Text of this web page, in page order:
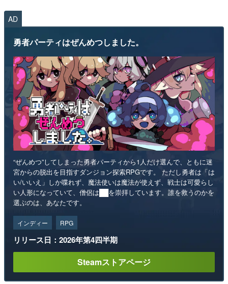
AD
勇者パーティはぜんめつしました。
“ぜんめつ”してしまった勇者パーティから1人だけ選んで、ともに迷
宮からの脱出を目指すダンジョン探索RPGです。 ただし勇者は「は
い/いいえ」しか喋れず、魔法使いは魔法が使えず、戦士は可愛らし
い人形になっていて、僧侶は██を崇拝しています。誰を救うのかを
選ぶのは、あなたです。
インディー RPG
リリース日：2026年第4四半期
Steamストアページ